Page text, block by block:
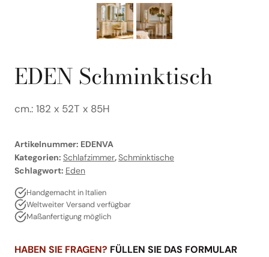
EDEN Schminktisch
cm.: 182 x 52T x 85H
Artikelnummer: EDENVA
Kategorien: Schlafzimmer,Schminktische
Schlagwort: Eden
Handgemacht in Italien
Weltweiter Versand verfügbar
Maßanfertigung möglich
HABEN SIE FRAGEN? FÜLLEN SIE DAS FORMULAR